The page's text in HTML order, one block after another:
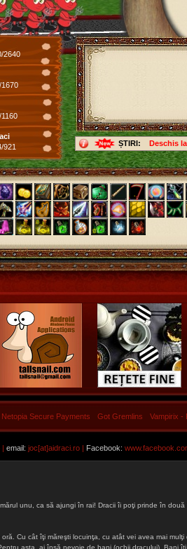
ȘTIRI: Deschis
2640
1670
1160
921
Netopia Secure Payments Got Gremlins Vampirix -
| email: joc[at]aidraci.ro | Facebook:
unu, ca să ajungi în rai! Dracii îi poţi prinde în
Cu cât îţi măreşti locuinţa, cu atât vei avea mai
asta, ai însă nevoie de bani (ochii dracului). Bani